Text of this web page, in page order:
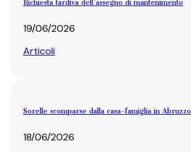
Richiesta tardiva dell’assegno di mantenimento
19/06/2026
Articoli
Sorelle scomparse dalla casa-famiglia in Abruzzo
18/06/2026